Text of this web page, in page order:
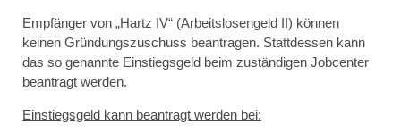
Empfänger von „Hartz IV“ (Arbeitslosengeld II) können
keinen Gründungszuschuss beantragen. Stattdessen kann
das so genannte Einstiegsgeld beim zuständigen Jobcenter
beantragt werden.
Einstiegsgeld kann beantragt werden bei: